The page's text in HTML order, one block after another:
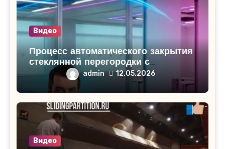
Видео
Процесс автоматического закрытия
стеклянной перегородки с
проходными дверями
admin 12.05.2026
Видео